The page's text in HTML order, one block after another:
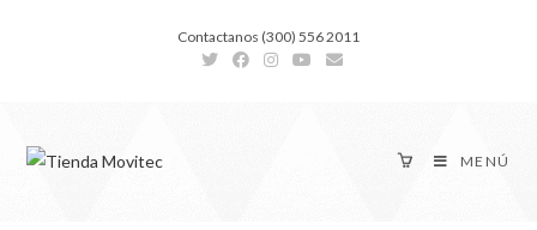
Contactanos (300) 556 2011
MENÚ